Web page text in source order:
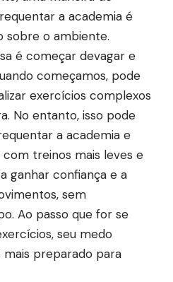
a academia é
sobre o ambiente.
é começar devagar e
começamos, pode
exercícios complexos
No entanto, isso pode
a academia e
treinos mais leves e
ganhar confiança e a
sem
Ao passo que for se
seu medo
preparado para